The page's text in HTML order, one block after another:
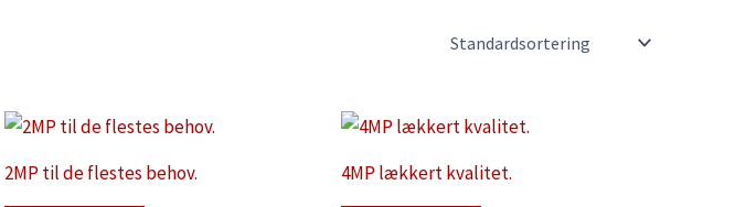
2MP til de flestes behov. 4MP lækkert kvalitet.